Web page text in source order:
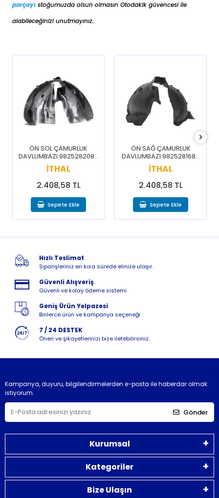
parçayı stoğumuzda olsun olmasın Otodakik güvencesi ile
alabileceğinizi unutmayınız.
ÖN SOL ÇAMURLUK
DAVLUMBAZI 9825282080
/ 3008 5008 16-20
İTHAL
2.408,58 TL
Sepete Ekle
ÖN SAĞ ÇAMURLUK
DAVLUMBAZI 9825281680
/ 3008 5008 16-20
İTHAL
2.408,58 TL
Sepete Ekle
Hızlı Teslimat
Siparişleriniz en kısa sürede elinize ulaşır.
Güvenli Alışveriş
Güvenli ve kolay ödeme sistemi
Geniş Ürün Yelpazesi
Binlerce ürün ve kampanya seçeneği
7 / 24 DESTEK
Öneri ve şikayetlerinizi bize iletebilirsiniz.
Kampanya, duyuru, bilgilendirmelerden e-posta ile haberdar olmak
istiyorum.
Gönder
Kurumsal
Kategoriler
Bize Ulaşın